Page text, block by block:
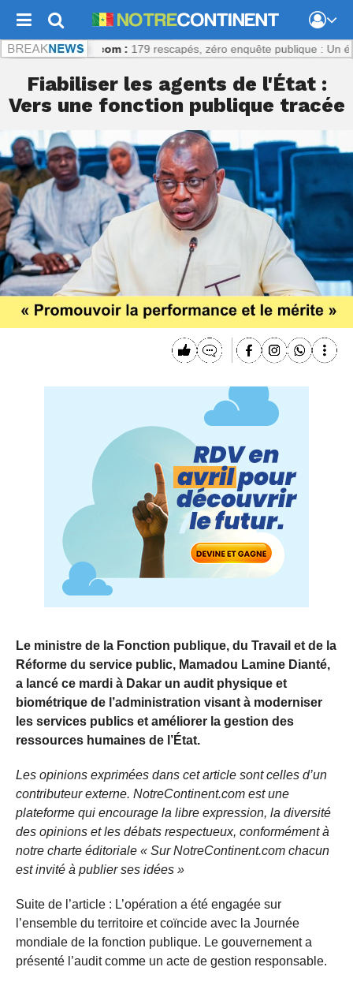
: 179 rescapés, zéro enquête publique : Un échec
Fiabiliser les agents de l'État :
Vers une fonction publique tracée
Le ministre de la Fonction publique, du Travail et de la
Réforme du service public, Mamadou Lamine Dianté,
a lancé ce mardi à Dakar un audit physique et
biométrique de l’administration visant à moderniser
les services publics et améliorer la gestion des
ressources humaines de l’État.
Les opinions exprimées dans cet article sont celles d’un
contributeur externe. NotreContinent.com est une
plateforme qui encourage la libre expression, la diversité
des opinions et les débats respectueux, conformément à
notre charte éditoriale « Sur NotreContinent.com chacun
est invité à publier ses idées »
Suite de l’article : L’opération a été engagée sur
l’ensemble du territoire et coïncide avec la Journée
mondiale de la fonction publique. Le gouvernement a
présenté l’audit comme un acte de gestion responsable.